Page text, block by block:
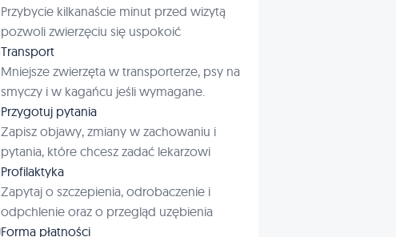
Przybycie kilkanaście minut przed wizytą
pozwoli zwierzęciu się uspokoić
Transport
Mniejsze zwierzęta w transporterze, psy na
smyczy i w kagańcu jeśli wymagane.
Przygotuj pytania
Zapisz objawy, zmiany w zachowaniu i
pytania, które chcesz zadać lekarzowi
Profilaktyka
Zapytaj o szczepienia, odrobaczenie i
odpchlenie oraz o przegląd uzębienia
Forma płatności